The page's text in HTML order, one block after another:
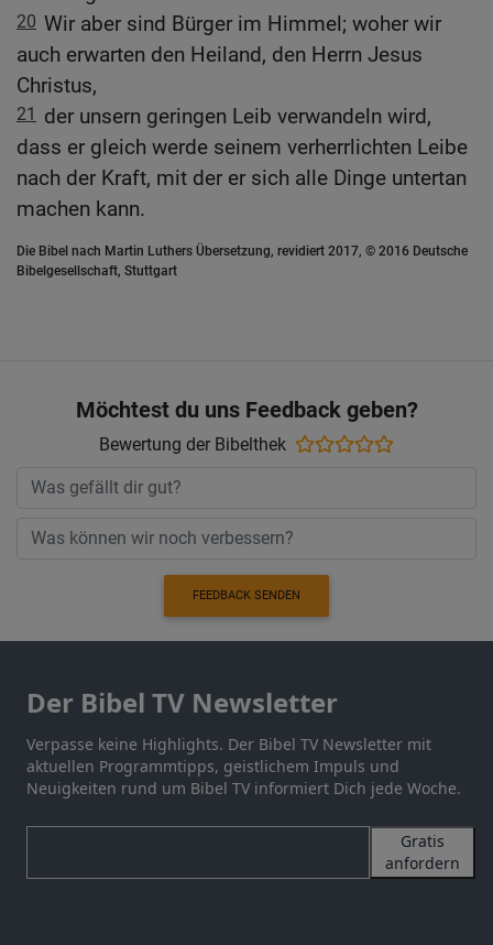
20 Wir aber sind Bürger im Himmel; woher wir
auch erwarten den Heiland, den Herrn Jesus
Christus,
21
der unsern geringen Leib verwandeln wird,
dass er gleich werde seinem verherrlichten Leibe
nach der Kraft, mit der er sich alle Dinge untertan
machen kann.
Die Bibel nach Martin Luthers Übersetzung, revidiert 2017, © 2016 Deutsche
Bibelgesellschaft, Stuttgart
Möchtest du uns Feedback geben?
Bewertung der Bibelthek
FEEDBACK SENDEN
Der Bibel TV Newsletter
Verpasse keine Highlights. Der Bibel TV Newsletter mit
aktuellen Programmtipps, geistlichem Impuls und
Neuigkeiten rund um Bibel TV informiert Dich jede Woche.
Gratis
anfordern